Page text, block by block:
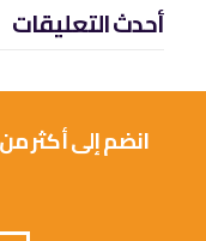
أحدث التعليقات